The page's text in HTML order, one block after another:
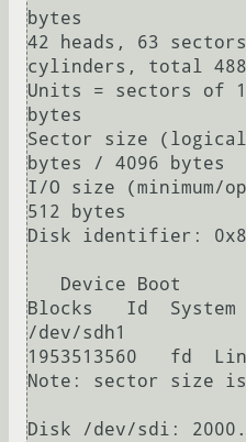
bytes
42 heads, 63
cylinders, total
Units = sectors of
bytes
Sector size
bytes / 4096 bytes
I/O size (minimum/
512 bytes
Disk identifier:
Blocks   Id  System
/dev/sdh1
1953513560   fd
Note: sector size
Disk /dev/sdi: